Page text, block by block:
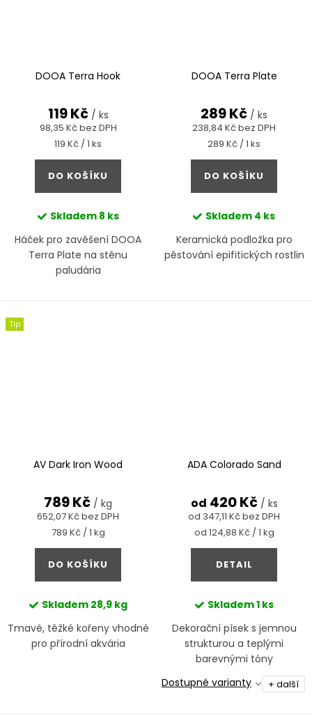
DOOA Terra Hook
98,35 Kč bez DPH
119 Kč / ks
Měrná
cena:
119 Kč / 1 ks
DO KOŠÍKU
Skladem 8 ks
Háček pro zavěšení DOOA
Terra Plate na stěnu
paludária
DOOA Terra Plate
238,84 Kč bez DPH
289 Kč / ks
Měrná
cena:
289 Kč / 1 ks
DO KOŠÍKU
Skladem 4 ks
Keramická podložka pro
pěstování epifitických rostlin
Tip
AV Dark Iron Wood
652,07 Kč bez DPH
789 Kč / kg
Měrná
cena:
789 Kč / 1 kg
DO KOŠÍKU
Skladem 28,9 kg
Tmavé, těžké kořeny vhodné
pro přírodní akvária
ADA Colorado Sand
od 347,11 Kč bez DPH
od 420 Kč / ks
Měrná
cena:
od 124,88 Kč / 1 kg
DETAIL
Skladem1 ks
Dekorační písek s jemnou
strukturou a teplými
barevnými tóny
Dostupné varianty
+ další